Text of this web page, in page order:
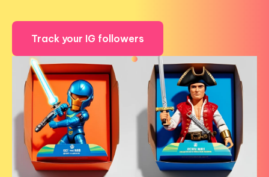
Track your IG followers